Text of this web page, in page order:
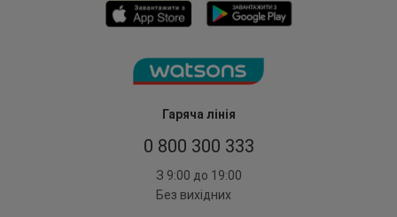
Гаряча лінія
0 800 300 333
З 9:00 до 19:00
Без вихідних